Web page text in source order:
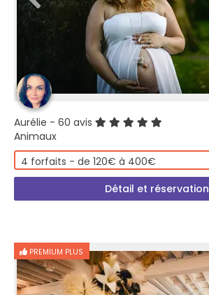
Aurélie - 60 avis
Animaux
4 forfaits - de 120€ à 400€
Détail et réservation
PREMIUM PLUS